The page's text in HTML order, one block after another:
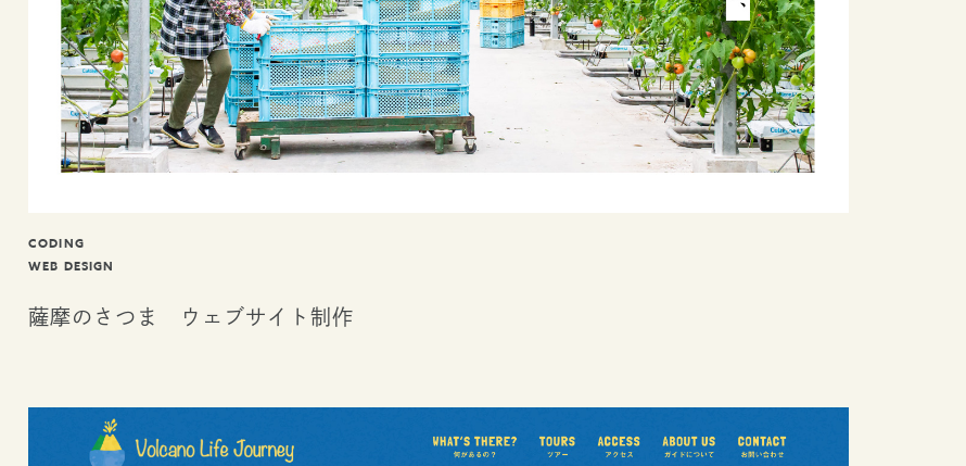
CODING
WEB DESIGN
薩摩のさつま ウェブサイト制作